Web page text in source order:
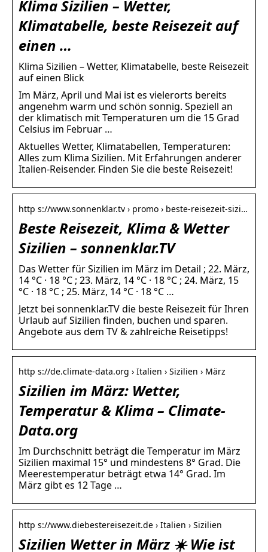
Klima Sizilien – Wetter,
Klimatabelle, beste Reisezeit auf
einen …
Klima Sizilien – Wetter, Klimatabelle, beste Reisezeit
auf einen Blick
Im März, April und Mai ist es vielerorts bereits
angenehm warm und schön sonnig. Speziell an
der klimatisch mit Temperaturen um die 15 Grad
Celsius im Februar …
Aktuelles Wetter, Klimatabellen, Temperaturen:
Alles zum Klima Sizilien. Mit Erfahrungen anderer
Italien-Reisender. Finden Sie die beste Reisezeit!
http s://www.sonnenklar.tv › promo › beste-reisezeit-sizi…
Beste Reisezeit, Klima & Wetter
Sizilien – sonnenklar.TV
Das Wetter für Sizilien im März im Detail ; 22. März,
14 °C · 18 °C ; 23. März, 14 °C · 18 °C ; 24. März, 15
°C · 18 °C ; 25. März, 14 °C · 18 °C …
Jetzt bei sonnenklar.TV die beste Reisezeit für Ihren
Urlaub auf Sizilien finden, buchen und sparen.
Angebote aus dem TV & zahlreiche Reisetipps!
http s://de.climate-data.org › Italien › Sizilien › März
Sizilien im März: Wetter,
Temperatur & Klima – Climate-
Data.org
Im Durchschnitt beträgt die Temperatur im März
Sizilien maximal 15° und mindestens 8° Grad. Die
Meerestemperatur beträgt etwa 14° Grad. Im
März gibt es 12 Tage …
http s://www.diebestereisezeit.de › Italien › Sizilien
Sizilien Wetter in März ☀️ Wie ist